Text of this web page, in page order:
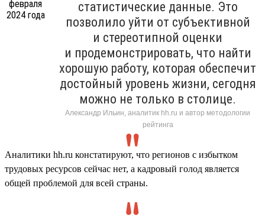
статистические данные. Это
позволило уйти от субъективной
и стереотипной оценки
и продемонстрировать, что найти
хорошую работу, которая обеспечит
достойный уровень жизни, сегодня
можно не только в столице.
Александр Ильин, аналитик hh.ru и автор методологии
рейтинга
Аналитики hh.ru констатируют, что регионов с избытком
трудовых ресурсов сейчас нет, а кадровый голод является
общей проблемой для всей страны.